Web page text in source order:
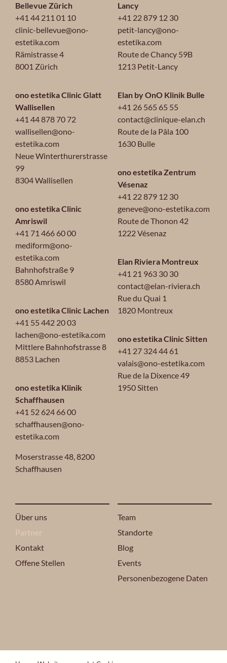
Bellevue Zürich
+41 44 211 01 10
clinic-bellevue@ono-
estetika.com
Rämistrasse 4
8001 Zürich
ono estetika Clinic Glatt
Wallisellen
+41 44 878 70 72
wallisellen@ono-
estetika.com
Neue Winterthurerstrasse
99
8304 Wallisellen
ono estetika Clinic
Amriswil
+41 71 466 60 00
mediform@ono-
estetika.com
Bahnhofstraße 9
8580 Amriswil
ono estetika Clinic Lachen
+41 55 442 20 03
lachen@ono-estetika.com
Mittlere Bahnhofstrasse 8
8853 Lachen
ono estetika Klinik
Schaffhausen
+41 52 624 66 00
schaffhausen@ono-
estetika.com
Moserstrasse 48,8200
Schaffhausen
Lancy
+41 22 879 12 30
petit-lancy@ono-
estetika.com
Route de Chancy 59B
1213 Petit-Lancy
Elan by OnO Klinik Bulle
+41 26 565 65 55
contact@clinique-elan.ch
Route de la Pâla 100
1630 Bulle
ono estetika Zentrum
Vésenaz
+41 22 879 12 30
geneve@ono-estetika.com
Route de Thonon 42
1222 Vésenaz
Elan Riviera Montreux
+41 21 963 30 30
contact@elan-riviera.ch
Rue du Quai 1
1820 Montreux
ono estetika Clinic Sitten
+41 27 324 44 61
valais@ono-estetika.com
Rue de la Dixence 49
1950 Sitten
Über uns
Partner
Kontakt
Offene Stellen
Team
Standorte
Blog
Events
Personenbezogene Daten